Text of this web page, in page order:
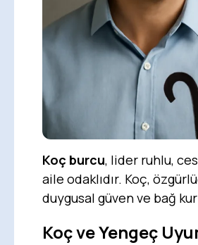
Koç burcu, lider ruhlu,
aile odaklıdır. Koç,
duygusal güven ve bağ
Koç ve Yengeç